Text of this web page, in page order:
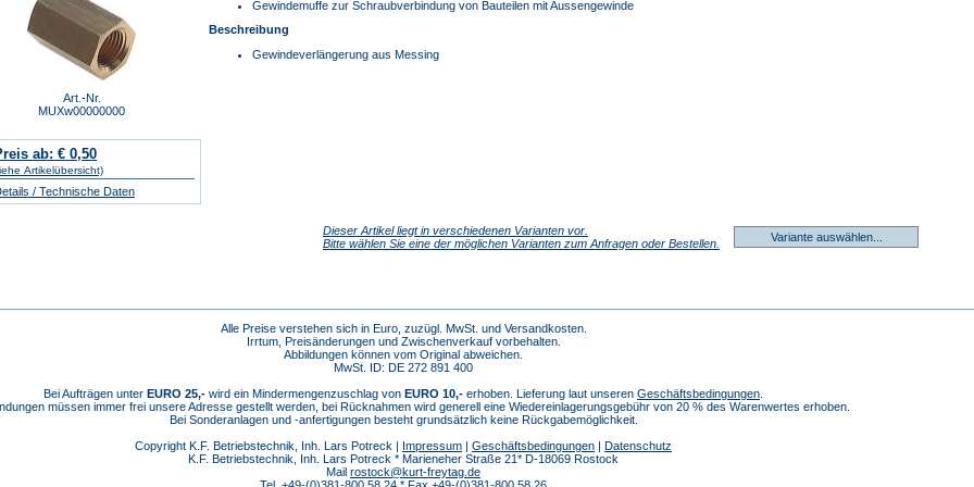
Art.-Nr.
MUXw00000000
ab: € 0,50
Artikelübersicht)
/ Technische Daten
Gewindemuffe zur Schraubverbindung von Bauteilen mit Aussengewinde
Beschreibung
Gewindeverlängerung aus Messing
Dieser Artikel liegt in verschiedenen Varianten vor.
Bitte wählen Sie eine der möglichen Varianten zum Anfragen oder Bestellen.
Variante auswählen...
Alle Preise verstehen sich in Euro, zuzügl. MwSt. und Versandkosten.
Irrtum, Preisänderungen und Zwischenverkauf vorbehalten.
Abbildungen können vom Original abweichen.
MwSt. ID: DE 272 891 400
Bei Aufträgen unter EURO 25,- wird ein Mindermengenzuschlag von EURO 10,- erhoben. Lieferung laut unseren Geschäftsbedingungen
müssen immer frei unsere Adresse gestellt werden, bei Rücknahmen wird generell eine Wiedereinlagerungsgebühr von 20 % des Warenwertes erhoben.
Bei Sonderanlagen und -anfertigungen besteht grundsätzlich keine Rückgabemöglichkeit.
Copyright K.F. Betriebstechnik, Inh. Lars Potreck | Impressum | Geschäftsbedingungen | Datenschutz
K.F. Betriebstechnik, Inh. Lars Potreck * Marieneher Straße 21* D-18069 Rostock
Mail rostock@kurt-freytag.de